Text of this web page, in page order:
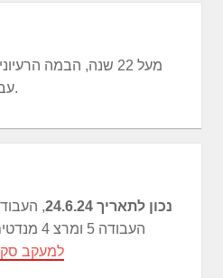
מעל 22 שנה, הבמה
עבור חברי מפלגת העבודה.
נכון לתאריך 24.6.24
(N12), העבודה 5 ומרצ 4 מנדטים (מעריב)
למעקב